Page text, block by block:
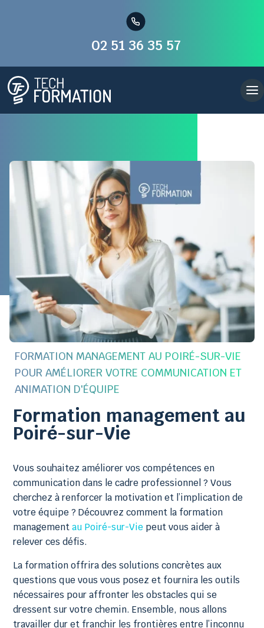
02 51 36 35 57
FORMATION MANAGEMENT AU POIRÉ-SUR-VIE
POUR AMÉLIORER VOTRE COMMUNICATION ET
ANIMATION D'ÉQUIPE
Formation management au
Poiré-sur-Vie
Vous souhaitez améliorer vos compétences en
communication dans le cadre professionnel ? Vous
cherchez à renforcer la motivation et l’implication de
votre équipe ? Découvrez comment la formation
managementau Poiré-sur-Vie peut vous aider à
relever ces défis.
La formation offrira des solutions concrètes aux
questions que vous vous posez et fournira les outils
nécessaires pour affronter les obstacles qui se
dressent sur votre chemin. Ensemble, nous allons
travailler dur et franchir les frontières entre l’inconnu